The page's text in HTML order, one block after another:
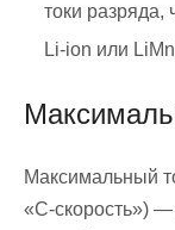
токи разряда,
Li-ion или
Максимальный
«С-скорость») —